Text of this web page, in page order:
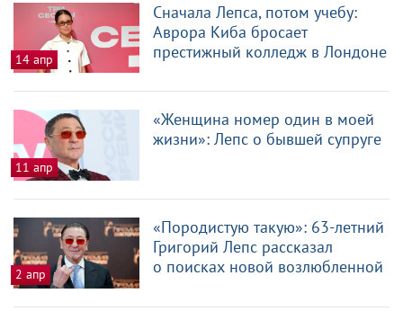
14 апр
Сначала Лепса, потом учебу:
Аврора Киба бросает
престижный колледж в Лондоне
11 апр
«Женщина номер один в моей
жизни»: Лепс о бывшей супруге
2 апр
«Породистую такую»: 63-летний
Григорий Лепс рассказал
о поисках новой возлюбленной